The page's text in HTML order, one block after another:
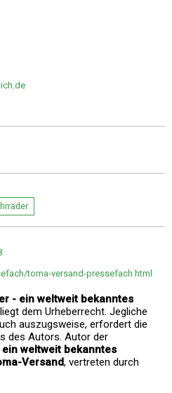
toma-versand-pressefach.html
- ein weltweit bekanntes
dem Urheberrecht. Jegliche
auszugsweise, erfordert die
des Autors. Autor der
weltweit bekanntes
Versand, vertreten durch